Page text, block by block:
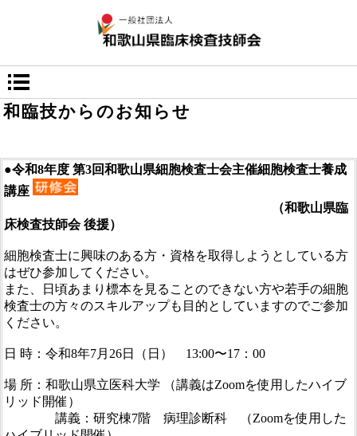
和臨技からのお知らせ
●令和8年度 第3回和歌山県細胞検査士会主催細胞検査士養成
講座
（和歌山県臨
床検査技師会 後援）
細胞検査士に興味のある方・資格を取得しようとしている方
はぜひ参加してください。
また、日頃あまり標本を見ることのできない方や若手の細胞
検査士の方々のスキルアップも目的としていますのでご参加
ください。
日 時：令和8年7月26日（日） 13:00〜17：00
場 所：和歌山県立医科大学 （講義はZoomを使用したハイブ
リッド開催）
講義：研究棟7階 病理診断科 （Zoomを使用した